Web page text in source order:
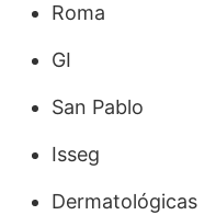
Roma
GI
San Pablo
Isseg
Dermatológicas